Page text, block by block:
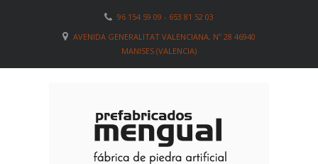
96 154 59 09 - 653 81 52 03
AVENIDA GENERALITAT VALENCIANA, Nº 28 46940
MANISES (VALENCIA)